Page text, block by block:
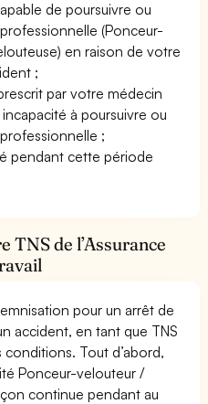
de poursuivre ou
(Ponceur-
en raison de votre
;
par votre médecin
à poursuivre ou
;
pendant cette période
TNS de l’Assurance
pour un arrêt de
accident, en tant que TNS
Tout d’abord,
Ponceur-velouteur /
continue pendant au